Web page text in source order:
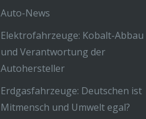
Auto-News
Elektrofahrzeuge: Kobalt-Abbau
und Verantwortung der
Autohersteller
Erdgasfahrzeuge: Deutschen ist
Mitmensch und Umwelt egal?